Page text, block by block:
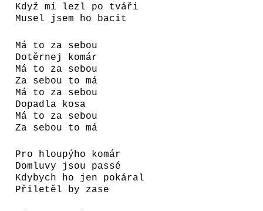
Když mi lezl po tváři
Musel jsem ho bacit
Má to za sebou
Dotěrnej komár
Má to za sebou
Za sebou to má
Má to za sebou
Dopadla kosa
Má to za sebou
Za sebou to má
Pro hloupýho komár
Domluvy jsou passé
Kdybych ho jen pokáral
Přiletěl by zase